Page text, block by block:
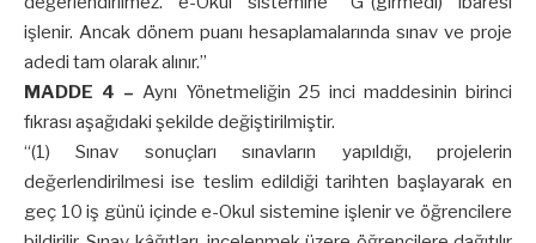
işlenir. Ancak dönem puanı hesaplamalarında sınav ve proje
adedi tam olarak alınır.”
MADDE 4 – Aynı Yönetmeliğin 25 inci maddesinin birinci
fıkrası aşağıdaki şekilde değiştirilmiştir.
“(1) Sınav sonuçları sınavların yapıldığı, projelerin
değerlendirilmesi ise teslim edildiği tarihten başlayarak en
geç 10 iş günü içinde e-Okul sistemine işlenir ve öğrencilere